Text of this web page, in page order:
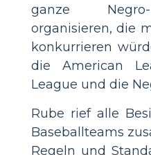
ganze
organisieren, die
konkurrieren
die American
League und die
Rube rief alle
Baseballteams
Regeln und